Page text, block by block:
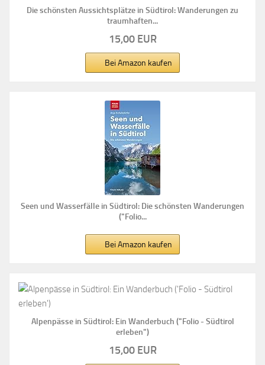
Die schönsten Aussichtsplätze in Südtirol: Wanderungen zu
traumhaften...
15,00 EUR
Bei Amazon kaufen
Seen und Wasserfälle in Südtirol: Die schönsten Wanderungen
("Folio...
Bei Amazon kaufen
Alpenpässe in Südtirol: Ein Wanderbuch ("Folio - Südtirol
erleben")
15,00 EUR